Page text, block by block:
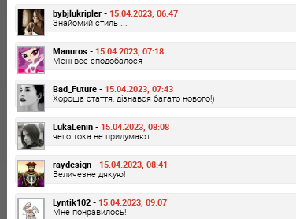
bybjlukripler - 15.04.2023, 06:47
Знайомий стиль ...
Manuros - 15.04.2023, 07:18
Мені все сподобалося
Bad_Future - 15.04.2023, 07:43
Хороша стаття, дізнався багато нового!)
LukaLenin - 15.04.2023, 08:08
чего тока не придумают...
raydesign - 15.04.2023, 08:41
Величезне дякую!
Lyntik102 - 15.04.2023, 09:07
Мне понравилось!